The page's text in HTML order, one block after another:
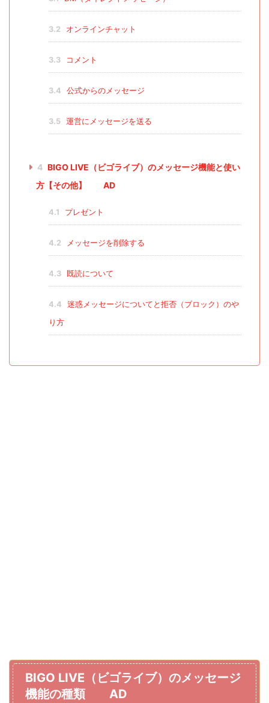
3.2 オンラインチャット
3.3 コメント
3.4 公式からのメッセージ
3.5 運営にメッセージを送る
4 BIGO LIVE（ビゴライブ）のメッセージ機能と使い
方【その他】 AD
4.1 プレゼント
4.2 メッセージを削除する
4.3 既読について
4.4
迷惑メッセージについてと拒否（ブロック）のや
り方
BIGO LIVE（ビゴライブ）のメッセージ
機能の種類 AD